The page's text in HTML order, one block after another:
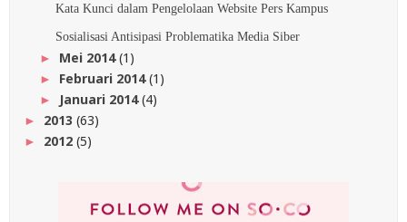
Kata Kunci dalam Pengelolaan Website Pers Kampus
Sosialisasi Antisipasi Problematika Media Siber
► Mei 2014(1)
► Februari 2014(1)
► Januari 2014(4)
► 2013 (63)
► 2012 (5)